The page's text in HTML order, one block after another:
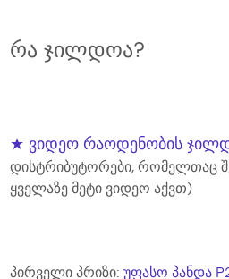
რა ჯილდოა?
★ ვიდეო რაოდენობის
დისტრიბუტორები, რომელთაც
ყველაზე მეტი ვიდეო აქვთ)
პირველი პრიზი: უფასო პანდა